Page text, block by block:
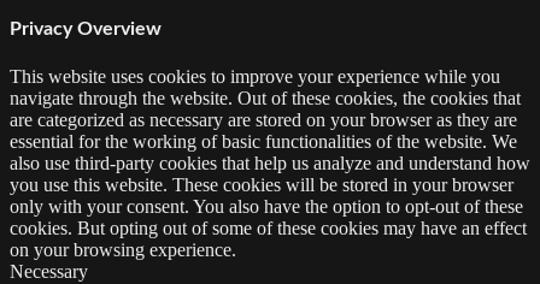
Privacy Overview
This website uses cookies to improve your experience while you
navigate through the website. Out of these cookies, the cookies that
are categorized as necessary are stored on your browser as they are
essential for the working of basic functionalities of the website. We
also use third-party cookies that help us analyze and understand how
you use this website. These cookies will be stored in your browser
only with your consent. You also have the option to opt-out of these
cookies. But opting out of some of these cookies may have an effect
on your browsing experience.
Necessary